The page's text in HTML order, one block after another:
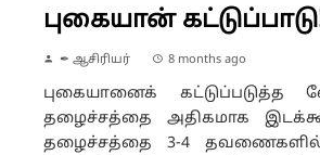
புகையான்
✒ ஆசிரியர் 8 months ago
புகையானைக் கட்டுப்படுத்த
தழைச்சத்தை அதிகமாக
தழைச்சத்தை 3-4 தவணைகளில்